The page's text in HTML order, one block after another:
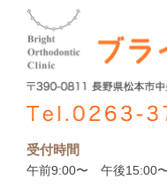
受付時間
午前9:00〜 午後15:00